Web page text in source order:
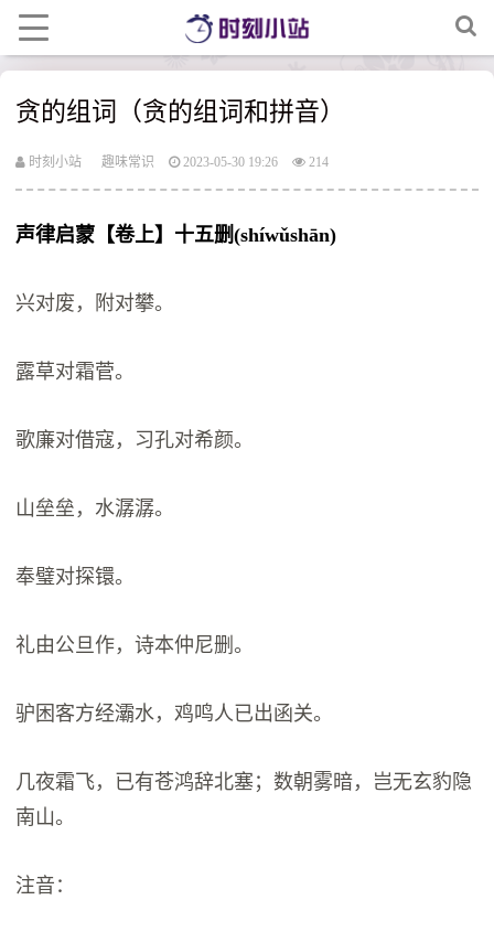
贪的组词（贪的组词和拼音）
时刻小站 趣味常识 2023-05-30 19:26 214
声律启蒙【卷上】十五删(shíwǔshān)
兴对废，附对攀。
露草对霜菅。
歌廉对借寇，习孔对希颜。
山垒垒，水潺潺。
奉璧对探镮。
礼由公旦作，诗本仲尼删。
驴困客方经灞水，鸡鸣人已出函关。
几夜霜飞，已有苍鸿辞北塞；数朝雾暗，岂无玄豹隐
南山。
注音：